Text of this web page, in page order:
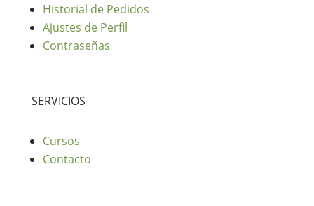
Historial de Pedidos
Ajustes de Perfil
Contraseñas
SERVICIOS
Cursos
Contacto